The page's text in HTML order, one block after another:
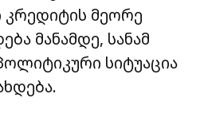
მეორე
მანამდე, სანამ
სიტუაცია